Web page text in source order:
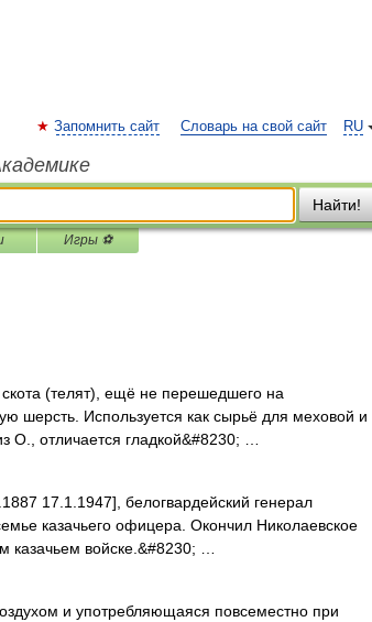
RU
Запомнить сайт Словарь на свой сайт
Найти!
Игры ⚽
(телят), ещё не перешедшего на
шерсть. Используется как сырьё для меховой и
отличается гладкой&#8230; …
17.1.1947], белогвардейский генерал
казачьего офицера. Окончил Николаевское
казачьем войске.&#8230; …
и употребляющаяся повсеместно при